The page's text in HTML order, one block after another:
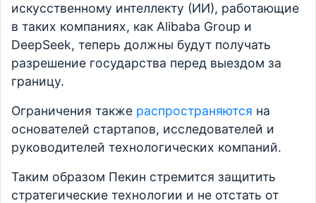
искусственному интеллекту (ИИ), работающие
в таких компаниях, как Alibaba Group и
DeepSeek, теперь должны будут получать
разрешение государства перед выездом за
границу.
Ограничения также распространяются на
основателей стартапов, исследователей и
руководителей технологических компаний.
Таким образом Пекин стремится защитить
стратегические технологии и не отстать от